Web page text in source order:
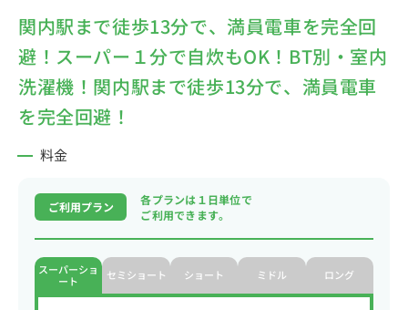
関内駅まで徒歩13分で、満員電車を完全回
避！スーパー１分で自炊もOK！BT別・室内
洗濯機！関内駅まで徒歩13分で、満員電車
を完全回避！
料金
ご利用プラン
各プランは１日単位で
ご利用できます。
スーパーショ
ート
セミショート ショート ミドル ロング